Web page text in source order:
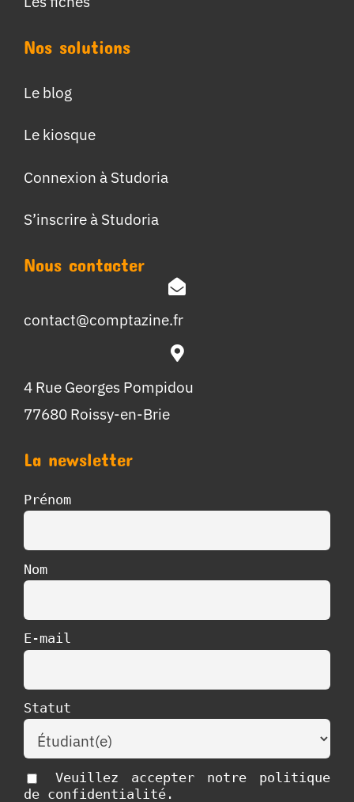
Nos solutions
Le blog
Le kiosque
Connexion à Studoria
S’inscrire à Studoria
Nous contacter
contact@comptazine.fr
4 Rue Georges Pompidou
77680 Roissy-en-Brie
La newsletter
Prénom
Nom
E-mail
Statut
Veuillez accepter notre politique
de confidentialité.